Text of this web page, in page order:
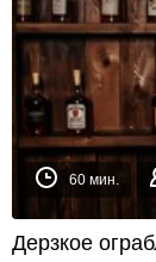
60 мин.
Дерзкое